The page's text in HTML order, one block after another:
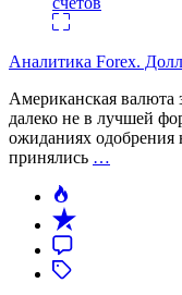
Аналитика Forex.
Американская валюта
далеко не в лучшей
ожиданиях одобрения
принялись …